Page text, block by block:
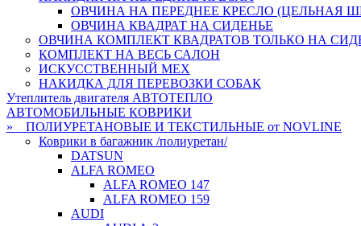
ОВЧИНА НА ПЕРЕДНЕЕ КРЕСЛО (ЦЕЛЬНАЯ
ОВЧИНА КВАДРАТ НА СИДЕНЬЕ
ОВЧИНА КОМПЛЕКТ КВАДРАТОВ ТОЛЬКО НА
КОМПЛЕКТ НА ВЕСЬ САЛОН
ИСКУССТВЕННЫЙ МЕХ
НАКИДКА ДЛЯ ПЕРЕВОЗКИ СОБАК
Утеплитель двигателя АВТОТЕПЛО
АВТОМОБИЛЬНЫЕ КОВРИКИ
» ПОЛИУРЕТАНОВЫЕ И ТЕКСТИЛЬНЫЕ от NOVLINE
Коврики в багажник /полиуретан/
DATSUN
ALFA ROMEO
ALFA ROMEO 147
ALFA ROMEO 159
AUDI